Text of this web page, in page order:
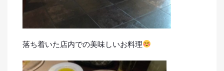
落ち着いた店内での美味しいお料理